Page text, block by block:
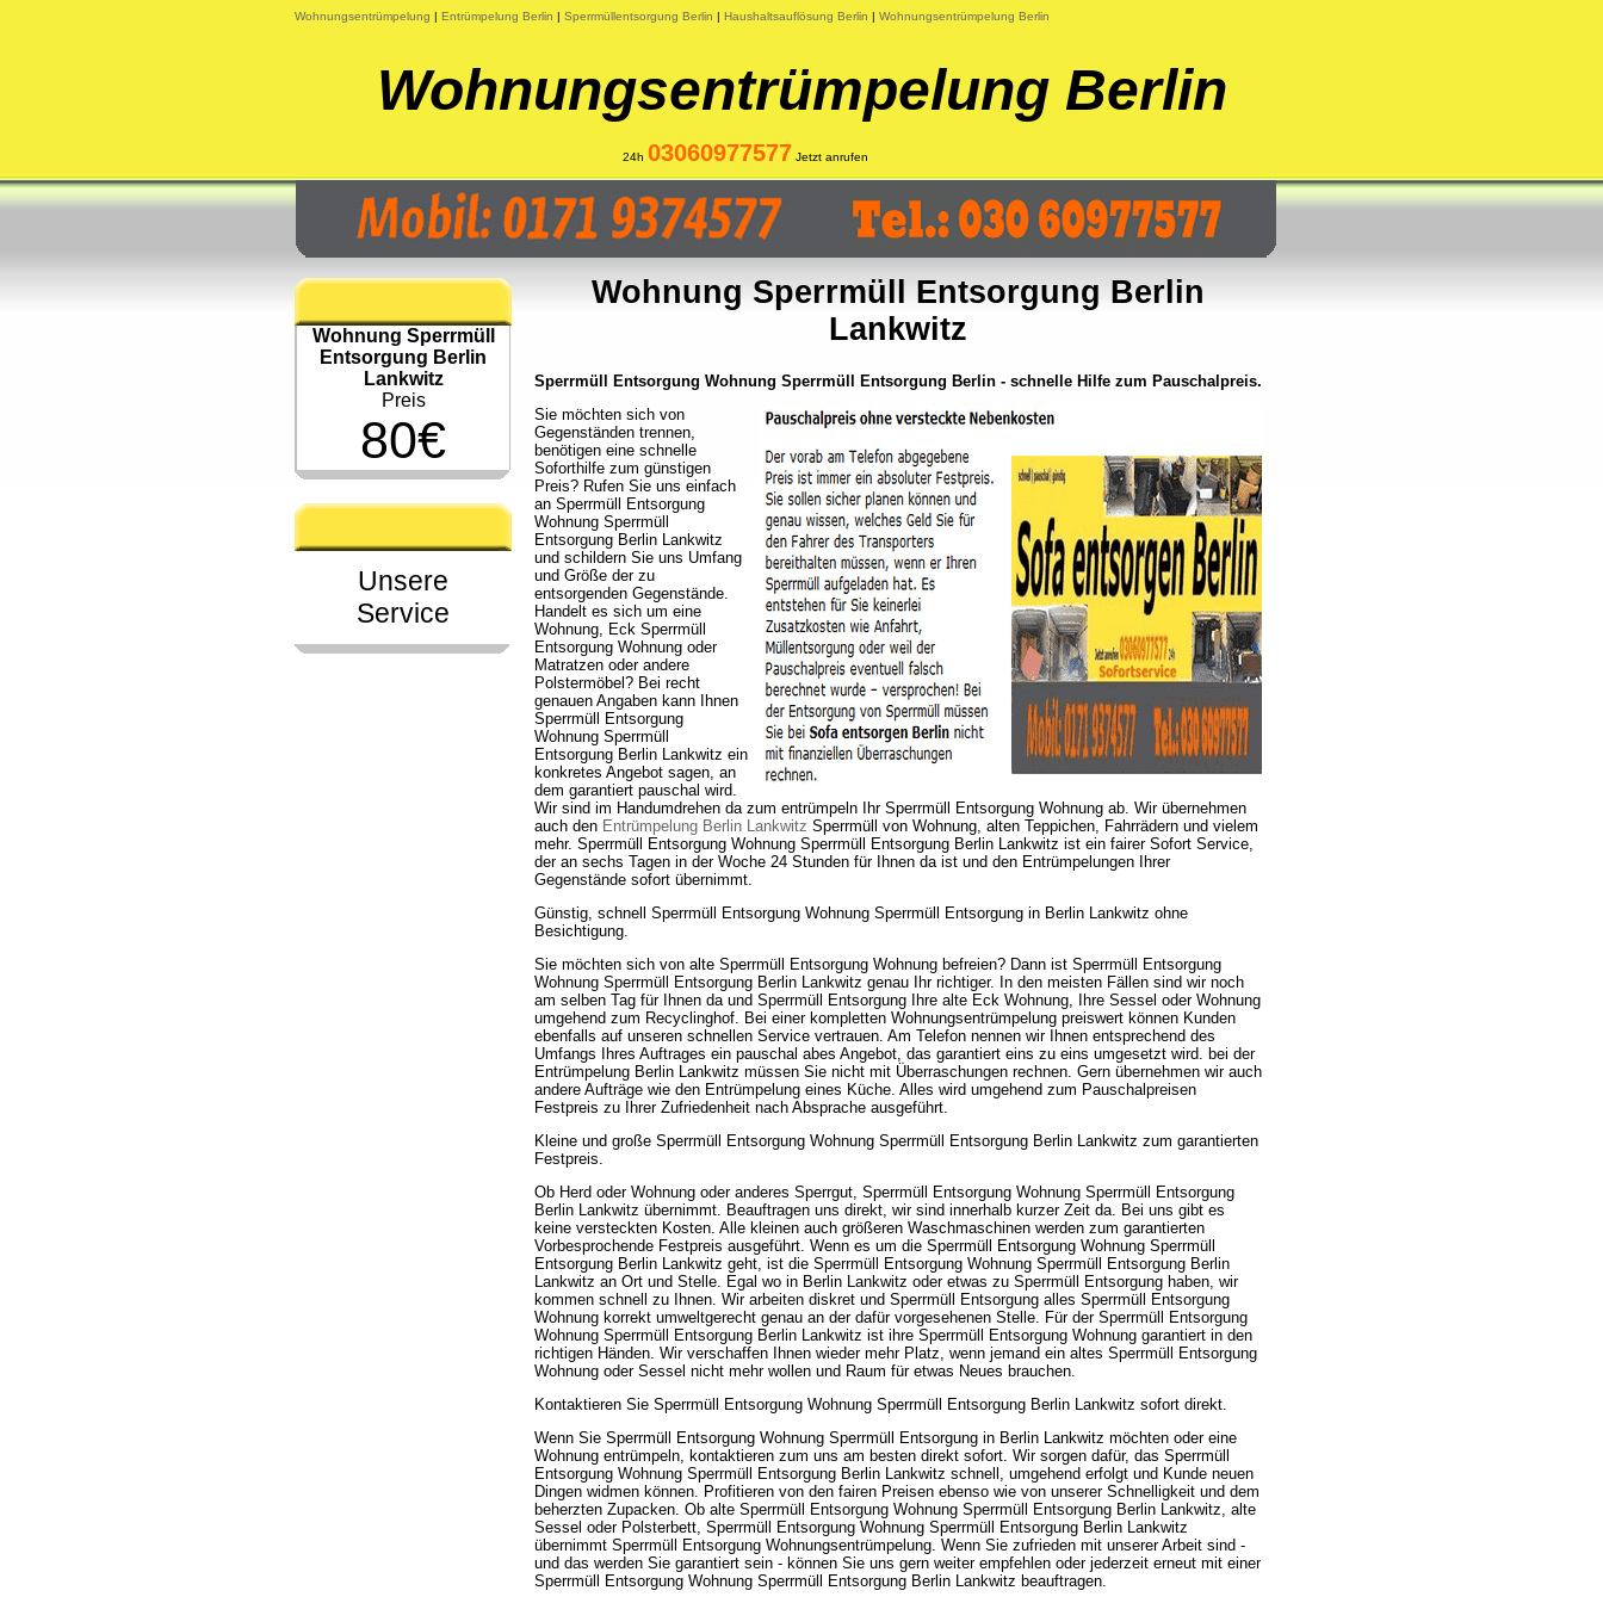
Wohnungsentrümpelung | Entrümpelung Berlin | Sperrmüllentsorgung Berlin | Haushaltsauflösung Berlin | Wohnungsentrümpelung Berlin
Wohnungsentrümpelung Berlin
24h 03060977577 Jetzt anrufen
Wohnung Sperrmüll
Entsorgung Berlin
Lankwitz
Preis
80€
Unsere
Service
Wohnung Sperrmüll Entsorgung Berlin
Lankwitz
Sperrmüll Entsorgung Wohnung Sperrmüll Entsorgung Berlin - schnelle Hilfe zum Pauschalpreis.
Sie möchten sich von
Gegenständen trennen,
benötigen eine schnelle
Soforthilfe zum günstigen
Preis? Rufen Sie uns einfach
an Sperrmüll Entsorgung
Wohnung Sperrmüll
Entsorgung Berlin Lankwitz
und schildern Sie uns Umfang
und Größe der zu
entsorgenden Gegenstände.
Handelt es sich um eine
Wohnung, Eck Sperrmüll
Entsorgung Wohnung oder
Matratzen oder andere
Polstermöbel? Bei recht
genauen Angaben kann Ihnen
Sperrmüll Entsorgung
Wohnung Sperrmüll
Entsorgung Berlin Lankwitz ein
konkretes Angebot sagen, an
dem garantiert pauschal wird.
Wir sind im Handumdrehen da zum entrümpeln Ihr Sperrmüll Entsorgung Wohnung ab. Wir übernehmen
auch den Entrümpelung Berlin Lankwitz Sperrmüll von Wohnung, alten Teppichen, Fahrrädern und vielem
mehr. Sperrmüll Entsorgung Wohnung Sperrmüll Entsorgung Berlin Lankwitz ist ein fairer Sofort Service,
der an sechs Tagen in der Woche 24 Stunden für Ihnen da ist und den Entrümpelungen Ihrer
Gegenstände sofort übernimmt.
Günstig, schnell Sperrmüll Entsorgung Wohnung Sperrmüll Entsorgung in Berlin Lankwitz ohne
Besichtigung.
Sie möchten sich von alte Sperrmüll Entsorgung Wohnung befreien? Dann ist Sperrmüll Entsorgung
Wohnung Sperrmüll Entsorgung Berlin Lankwitz genau Ihr richtiger. In den meisten Fällen sind wir noch
am selben Tag für Ihnen da und Sperrmüll Entsorgung Ihre alte Eck Wohnung, Ihre Sessel oder Wohnung
umgehend zum Recyclinghof. Bei einer kompletten Wohnungsentrümpelung preiswert können Kunden
ebenfalls auf unseren schnellen Service vertrauen. Am Telefon nennen wir Ihnen entsprechend des
Umfangs Ihres Auftrages ein pauschal abes Angebot, das garantiert eins zu eins umgesetzt wird. bei der
Entrümpelung Berlin Lankwitz müssen Sie nicht mit Überraschungen rechnen. Gern übernehmen wir auch
andere Aufträge wie den Entrümpelung eines Küche. Alles wird umgehend zum Pauschalpreisen
Festpreis zu Ihrer Zufriedenheit nach Absprache ausgeführt.
Kleine und große Sperrmüll Entsorgung Wohnung Sperrmüll Entsorgung Berlin Lankwitz zum garantierten
Festpreis.
Ob Herd oder Wohnung oder anderes Sperrgut, Sperrmüll Entsorgung Wohnung Sperrmüll Entsorgung
Berlin Lankwitz übernimmt. Beauftragen uns direkt, wir sind innerhalb kurzer Zeit da. Bei uns gibt es
keine versteckten Kosten. Alle kleinen auch größeren Waschmaschinen werden zum garantierten
Vorbesprochende Festpreis ausgeführt. Wenn es um die Sperrmüll Entsorgung Wohnung Sperrmüll
Entsorgung Berlin Lankwitz geht, ist die Sperrmüll Entsorgung Wohnung Sperrmüll Entsorgung Berlin
Lankwitz an Ort und Stelle. Egal wo in Berlin Lankwitz oder etwas zu Sperrmüll Entsorgung haben, wir
kommen schnell zu Ihnen. Wir arbeiten diskret und Sperrmüll Entsorgung alles Sperrmüll Entsorgung
Wohnung korrekt umweltgerecht genau an der dafür vorgesehenen Stelle. Für der Sperrmüll Entsorgung
Wohnung Sperrmüll Entsorgung Berlin Lankwitz ist ihre Sperrmüll Entsorgung Wohnung garantiert in den
richtigen Händen. Wir verschaffen Ihnen wieder mehr Platz, wenn jemand ein altes Sperrmüll Entsorgung
Wohnung oder Sessel nicht mehr wollen und Raum für etwas Neues brauchen.
Kontaktieren Sie Sperrmüll Entsorgung Wohnung Sperrmüll Entsorgung Berlin Lankwitz sofort direkt.
Wenn Sie Sperrmüll Entsorgung Wohnung Sperrmüll Entsorgung in Berlin Lankwitz möchten oder eine
Wohnung entrümpeln, kontaktieren zum uns am besten direkt sofort. Wir sorgen dafür, das Sperrmüll
Entsorgung Wohnung Sperrmüll Entsorgung Berlin Lankwitz schnell, umgehend erfolgt und Kunde neuen
Dingen widmen können. Profitieren von den fairen Preisen ebenso wie von unserer Schnelligkeit und dem
beherzten Zupacken. Ob alte Sperrmüll Entsorgung Wohnung Sperrmüll Entsorgung Berlin Lankwitz, alte
Sessel oder Polsterbett, Sperrmüll Entsorgung Wohnung Sperrmüll Entsorgung Berlin Lankwitz
übernimmt Sperrmüll Entsorgung Wohnungsentrümpelung. Wenn Sie zufrieden mit unserer Arbeit sind -
und das werden Sie garantiert sein - können Sie uns gern weiter empfehlen oder jederzeit erneut mit einer
Sperrmüll Entsorgung Wohnung Sperrmüll Entsorgung Berlin Lankwitz beauftragen.